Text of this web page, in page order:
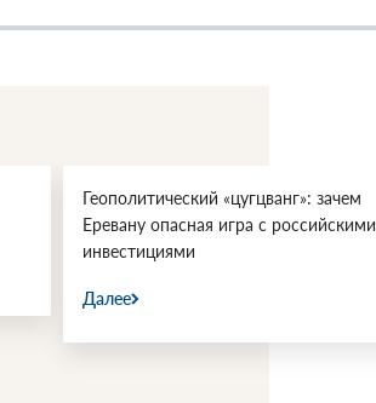
Геополитический «цугцванг»: зачем
Еревану опасная игра с российскими
инвестициями
Далее